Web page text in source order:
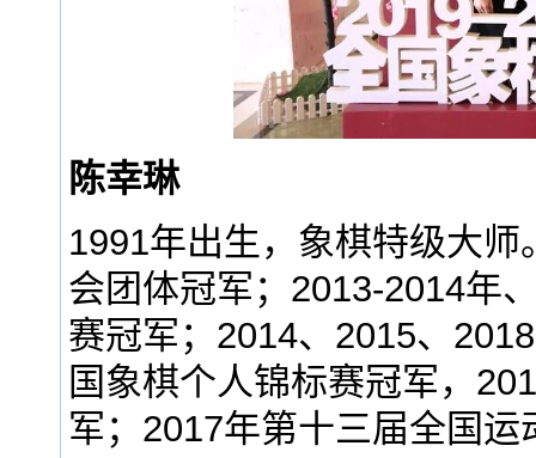
陈幸琳
1991年出生，象棋特级大
会团体冠军；2013-2014年
赛冠军；2014、2015、
国象棋个人锦标赛冠军，
军；2017年第十三届全国